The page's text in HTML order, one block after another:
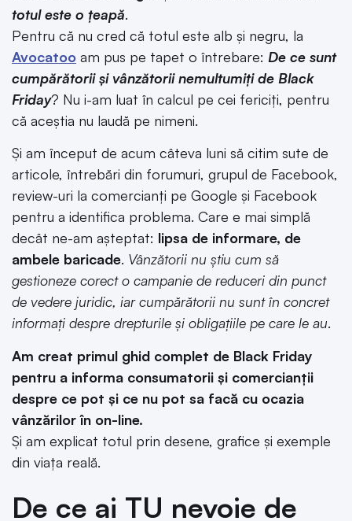
totul este o țeapă.
Pentru că nu cred că totul este alb și negru, la
Avocatoo am pus pe tapet o întrebare: De ce sunt
cumpărătorii și vânzătorii nemultumiți de Black
Friday? Nu i-am luat în calcul pe cei fericiți, pentru
că aceștia nu laudă pe nimeni.
Și am început de acum câteva luni să citim sute de
articole, întrebări din forumuri, grupul de Facebook,
review-uri la comercianți pe Google și Facebook
pentru a identifica problema. Care e mai simplă
decât ne-am așteptat: lipsa de informare, de
ambele baricade. Vânzătorii nu știu cum să
gestioneze corect o campanie de reduceri din punct
de vedere juridic, iar cumpărătorii nu sunt în concret
informați despre drepturile și obligațiile pe care le au.
Am creat primul ghid complet de Black Friday
pentru a informa consumatorii și comercianții
despre ce pot și ce nu pot sa facă cu ocazia
vânzărilor în on-line.
Și am explicat totul prin desene, grafice și exemple
din viața reală.
De ce ai TU nevoie de